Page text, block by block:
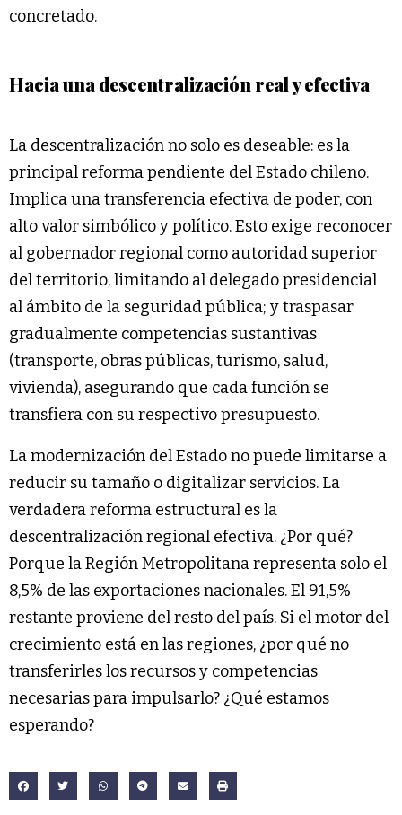
concretado.
Hacia una descentralización real y efectiva
La descentralización no solo es deseable: es la
principal reforma pendiente del Estado chileno.
Implica una transferencia efectiva de poder, con
alto valor simbólico y político. Esto exige reconocer
al gobernador regional como autoridad superior
del territorio, limitando al delegado presidencial
al ámbito de la seguridad pública; y traspasar
gradualmente competencias sustantivas
(transporte, obras públicas, turismo, salud,
vivienda), asegurando que cada función se
transfiera con su respectivo presupuesto.
La modernización del Estado no puede limitarse a
reducir su tamaño o digitalizar servicios. La
verdadera reforma estructural es la
descentralización regional efectiva. ¿Por qué?
Porque la Región Metropolitana representa solo el
8,5% de las exportaciones nacionales. El 91,5%
restante proviene del resto del país. Si el motor del
crecimiento está en las regiones, ¿por qué no
transferirles los recursos y competencias
necesarias para impulsarlo? ¿Qué estamos
esperando?